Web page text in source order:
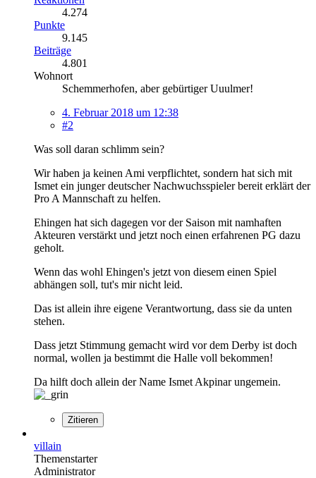
4.274
Punkte
9.145
Beiträge
4.801
Wohnort
Schemmerhofen, aber gebürtiger Uuulmer!
4. Februar 2018 um 12:38
#2
Was soll daran schlimm sein?
Wir haben ja keinen Ami verpflichtet, sondern hat sich mit
Ismet ein junger deutscher Nachwuchsspieler bereit erklärt der
Pro A Mannschaft zu helfen.
Ehingen hat sich dagegen vor der Saison mit namhaften
Akteuren verstärkt und jetzt noch einen erfahrenen PG dazu
geholt.
Wenn das wohl Ehingen's jetzt von diesem einen Spiel
abhängen soll, tut's mir nicht leid.
Das ist allein ihre eigene Verantwortung, dass sie da unten
stehen.
Dass jetzt Stimmung gemacht wird vor dem Derby ist doch
normal, wollen ja bestimmt die Halle voll bekommen!
Da hilft doch allein der Name Ismet Akpinar ungemein.
Zitieren
villain
Themenstarter
Administrator